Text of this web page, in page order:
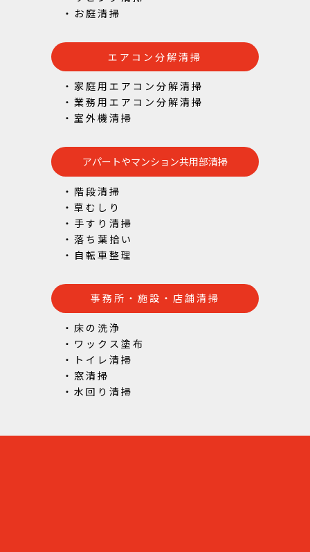
・お庭清掃
エアコン分解清掃
・家庭用エアコン分解清掃
・業務用エアコン分解清掃
・室外機清掃
アパートやマンション共用部清掃
・階段清掃
・草むしり
・手すり清掃
・落ち葉拾い
・自転車整理
事務所・施設・店舗清掃
・床の洗浄
・ワックス塗布
・トイレ清掃
・窓清掃
・水回り清掃